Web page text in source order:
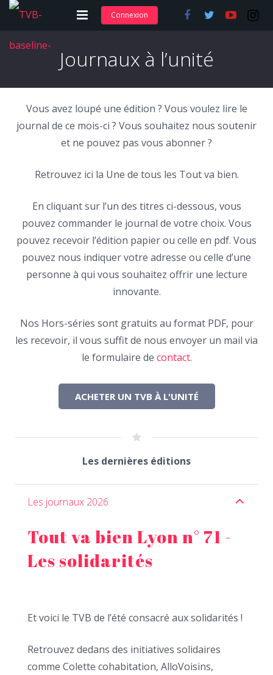
Adhérer et s’abonner
Nos articles
Nos formations
Connexion
Journaux à l’unité
Vous avez loupé une édition ? Vous voulez lire le
journal de ce mois-ci ? Vous souhaitez nous soutenir
et ne pouvez pas vous abonner ?
Retrouvez ici la Une de tous les Tout va bien.
En cliquant sur l’un des titres ci-dessous, vous
pouvez commander le journal de votre choix. Vous
pouvez recevoir l’édition papier ou celle en pdf. Vous
pouvez nous indiquer votre adresse ou celle d’une
personne à qui vous souhaitez offrir une lecture
innovante.
Nos Hors-séries sont gratuits au format PDF, pour
les recevoir, il vous suffit de nous envoyer un mail via
le formulaire de contact.
ACHETER UN TVB À L'UNITÉ
Les dernières éditions
Les journaux 2026
Tout va bien Lyon n° 71 -
Les solidarités
Et voici le TVB de l’été consacré aux solidarités !
Retrouvez dedans des initiatives solidaires
comme Colette cohabitation, AlloVoisins,